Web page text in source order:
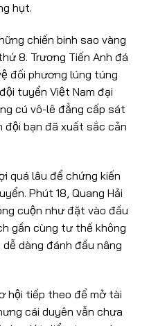
hụt.
chiến binh sao vàng
8. Trương Tiến Anh đá
đối phương lúng túng
tuyển Việt Nam đại
cú vô-lê đẳng cấp sát
đội bạn đã xuất sắc cản
quá lâu để chứng kiến
Phút 18, Quang Hải
cuộn như đặt vào đầu
gần cùng tư thế không
dễ dàng đánh đầu nâng
hội tiếp theo để mở tài
cái duyên vẫn chưa